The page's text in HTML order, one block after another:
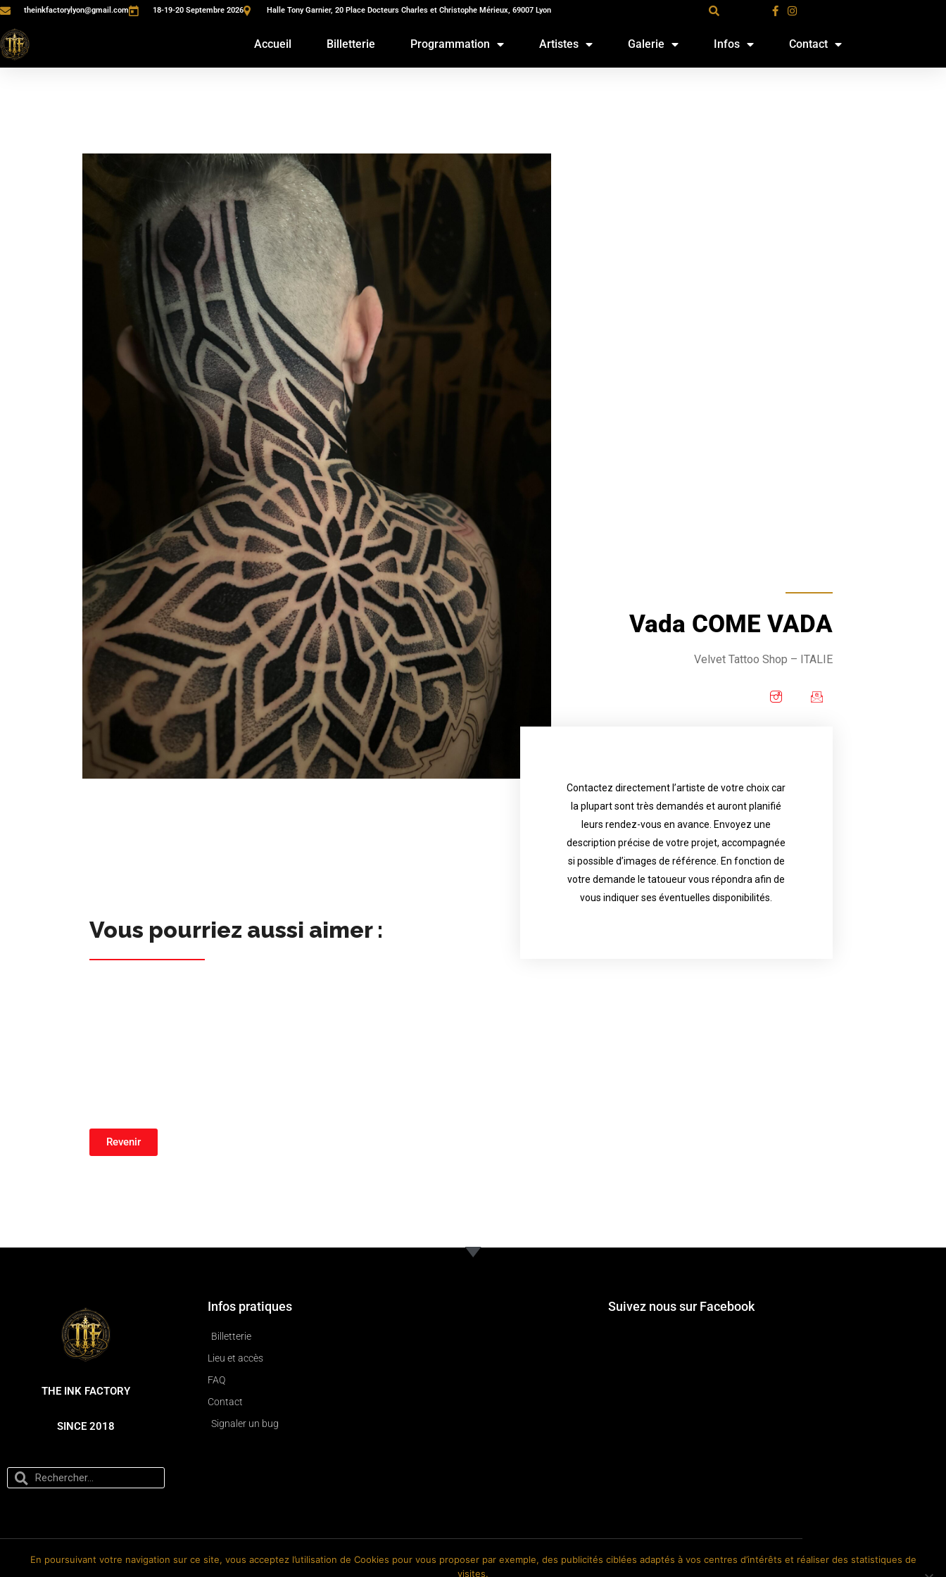
theinkfactorylyon@gmail.com 18-19-20 Septembre 2026 Halle Tony Garnier, 20 Place Docteurs Charles et Christophe Mérieux, 69007 Lyon
Accueil Billetterie Programmation Artistes Galerie Infos Contact
Vada COME VADA
Velvet Tattoo Shop – ITALIE
Contactez directement l’artiste de votre choix car
la plupart sont très demandés et auront planifié
leurs rendez-vous en avance. Envoyez une
description précise de votre projet, accompagnée
si possible d’images de référence. En fonction de
votre demande le tatoueur vous répondra afin de
vous indiquer ses éventuelles disponibilités.
Contact directly the artist of your choice because
most are in great demand and will have planned
their appointments in advance. Send an accurate
description of your project, if possible attached
with reference images. Depending your request,
the tattoo artist will answer to tell you his
availability.
Vous pourriez aussi aimer :
Revenir
THE INK FACTORY
SINCE 2018
Infos pratiques
Billetterie
Lieu et accès
FAQ
Contact
Signaler un bug
Suivez nous sur Facebook
En poursuivant votre navigation sur ce site, vous acceptez l’utilisation de Cookies pour vous proposer par exemple, des publicités ciblées adaptés à vos centres d’intérêts et réaliser des statistiques de
visites.